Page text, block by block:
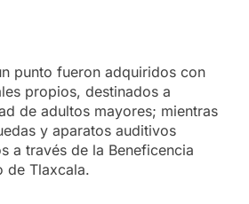
punto fueron adquiridos con
propios, destinados a
de adultos mayores; mientras
y aparatos auditivos
a través de la Beneficencia
de Tlaxcala.